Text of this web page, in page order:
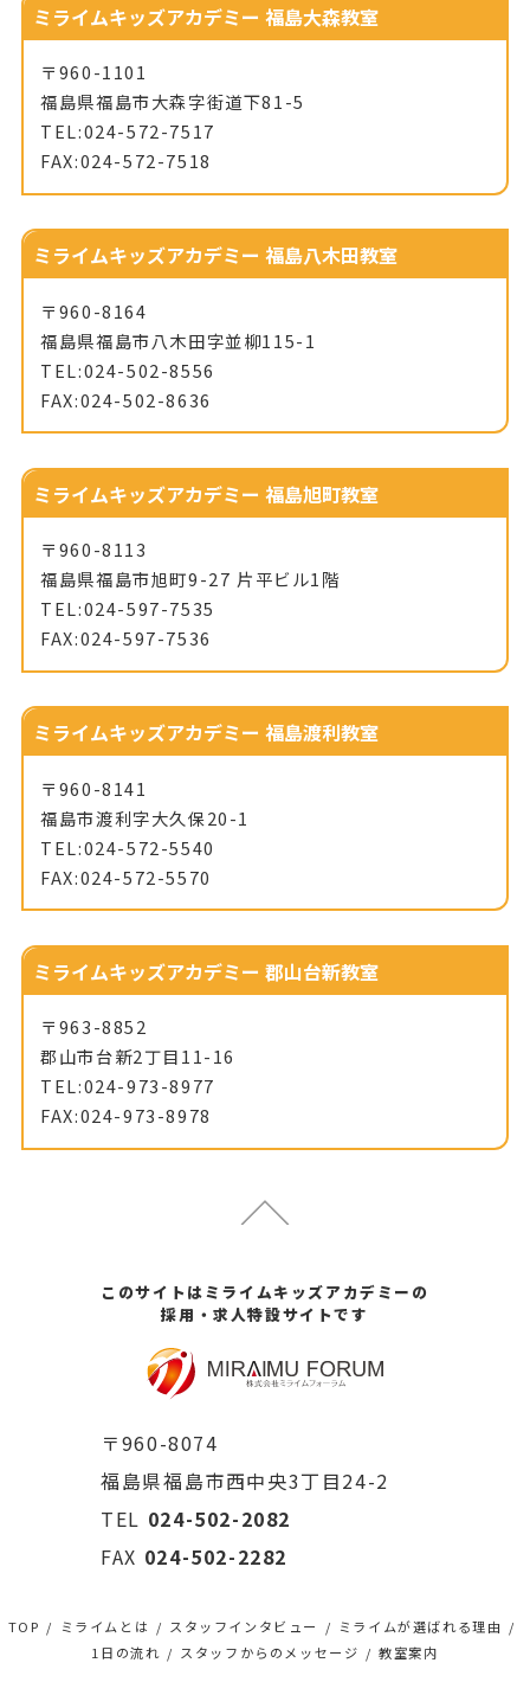
ミライムキッズアカデミー 福島大森教室
〒960-1101
福島県福島市大森字街道下81-5
TEL:024-572-7517
FAX:024-572-7518
ミライムキッズアカデミー 福島八木田教室
〒960-8164
福島県福島市八木田字並柳115-1
TEL:024-502-8556
FAX:024-502-8636
ミライムキッズアカデミー 福島旭町教室
〒960-8113
福島県福島市旭町9-27 片平ビル1階
TEL:024-597-7535
FAX:024-597-7536
ミライムキッズアカデミー 福島渡利教室
〒960-8141
福島市渡利字大久保20-1
TEL:024-572-5540
FAX:024-572-5570
ミライムキッズアカデミー 郡山台新教室
〒963-8852
郡山市台新2丁目11-16
TEL:024-973-8977
FAX:024-973-8978
このサイトはミライムキッズアカデミーの
採用・求人特設サイトです
〒960-8074
福島県福島市西中央3丁目24-2
TEL 024-502-2082
FAX 024-502-2282
TOP ミライムとは スタッフインタビュー
ミライムが選ばれる理由
1日の流れ
スタッフからのメッセージ 教室案内